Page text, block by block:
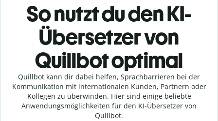
So nutzt du den KI-
Übersetzer von
Quillbot optimal
Quillbot kann dir dabei helfen, Sprachbarrieren bei der
Kommunikation mit internationalen Kunden, Partnern oder
Kollegen zu überwinden. Hier sind einige beliebte
Anwendungsmöglichkeiten für den KI-Übersetzer von
Quillbot.